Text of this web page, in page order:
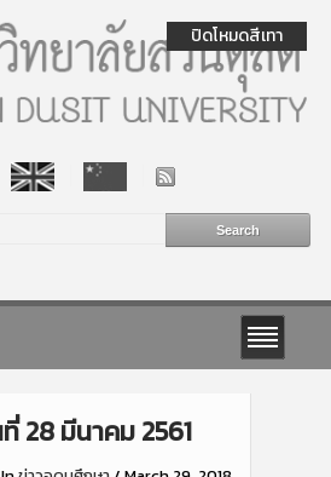
28 มีนาคม 2561
ปิดโหมดสีเทา